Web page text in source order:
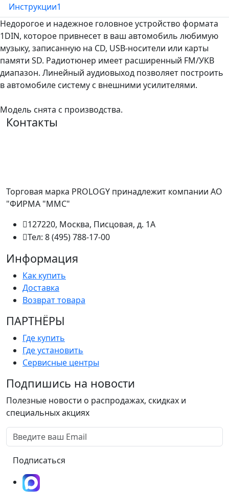
Инструкции1
Недорогое и надежное головное устройство формата
1DIN, которое привнесет в ваш автомобиль любимую
музыку, записанную на CD, USB-носители или карты
памяти SD. Радиотюнер имеет расширенный FM/УКВ
диапазон. Линейный аудиовыход позволяет построить
в автомобиле систему с внешними усилителями.
Модель снята с производства.
Контакты
Торговая марка PROLOGY принадлежит компании АО
"ФИРМА "ММС"
127220, Москва, Писцовая, д. 1А
Тел: 8 (495) 788-17-00
Информация
Как купить
Доставка
Возврат товара
ПАРТНËРЫ
Где купить
Где установить
Сервисные центры
Подпишись на новости
Полезные новости о распродажах, скидках и
специальных акциях
Подписаться